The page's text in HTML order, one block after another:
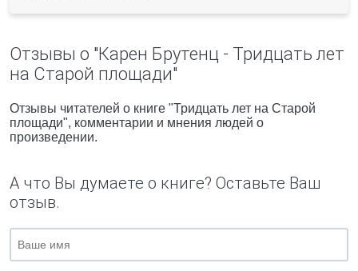
Отзывы о "Карен Брутенц - Тридцать лет
на Cтарой площади"
Отзывы читателей о книге "Тридцать лет на Cтарой
площади", комментарии и мнения людей о
произведении.
А что Вы думаете о книге? Оставьте Ваш
отзыв.